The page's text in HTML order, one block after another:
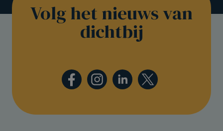
Volg het nieuws van
dichtbij